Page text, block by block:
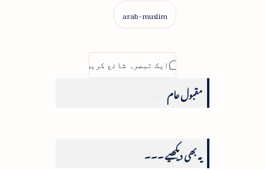
مقبول عام
یہ بھی دیکھیے ۔۔۔